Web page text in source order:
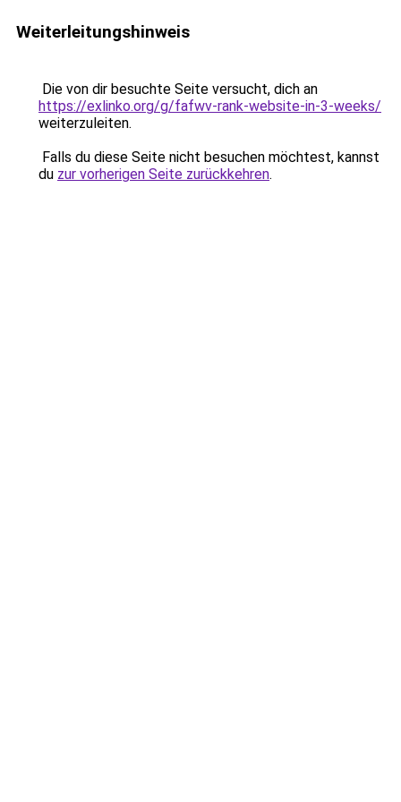
Weiterleitungshinweis
Die von dir besuchte Seite versucht, dich an
https://exlinko.org/g/fafwv-rank-website-in-3-weeks/
weiterzuleiten.
Falls du diese Seite nicht besuchen möchtest, kannst
du zur vorherigen Seite zurückkehren.